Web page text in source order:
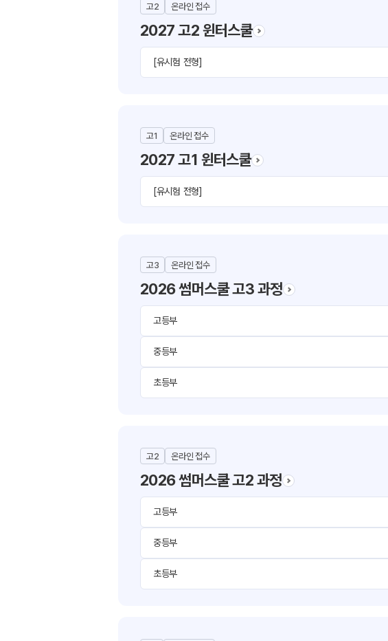
고2 온라인 접수
2027 고2 윈터스쿨
[유시험 전형]
고1 온라인 접수
2027 고1 윈터스쿨
[유시험 전형]
고3 온라인 접수
2026 썸머스쿨 고3 과정
고등부
중등부
초등부
고2 온라인 접수
2026 썸머스쿨 고2 과정
고등부
중등부
초등부